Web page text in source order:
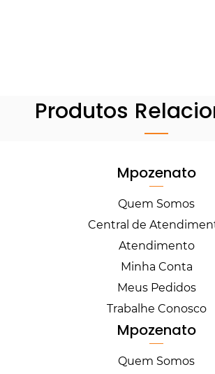
Produtos
Mpozenato
Quem Somos
Central de
Atendimento
Minha Conta
Meus Pedidos
Trabalhe Conosco
Mpozenato
Quem Somos